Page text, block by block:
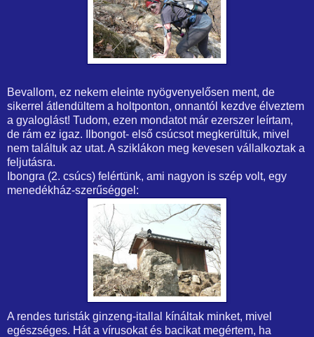
Bevallom, ez nekem eleinte nyögvenyelősen ment, de
sikerrel átlendültem a holtponton, onnantól kezdve élveztem
a gyaloglást! Tudom, ezen mondatot már ezerszer leírtam,
de rám ez igaz. Ilbongot- első csúcsot megkerültük, mivel
nem találtuk az utat. A sziklákon meg kevesen vállalkoztak a
feljutásra.
Ibongra (2. csúcs) felértünk, ami nagyon is szép volt, egy
menedékház-szerűséggel:
A rendes turisták ginzeng-itallal kínáltak minket, mivel
egészséges. Hát a vírusokat és bacikat megértem, ha